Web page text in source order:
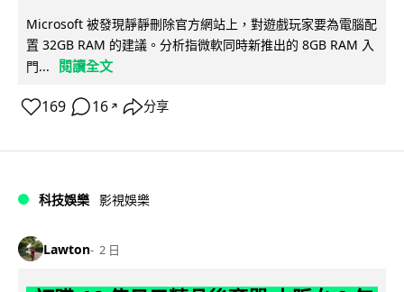
Microsoft 被發現靜靜刪除官方網站上，對遊戲玩家要為電腦配
置 32GB RAM 的建議。分析指微軟同時新推出的 8GB RAM 入
門...
閱讀全文
169 16 ↗ 分享
科技娛樂 影視娛樂
Lawton 2 日